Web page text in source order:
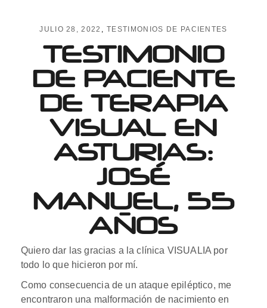
JULIO 28, 2022 TESTIMONIOS DE PACIENTES
TESTIMONIO
DE PACIENTE
DE TERAPIA
VISUAL EN
ASTURIAS:
JOSÉ
MANUEL, 55
AÑOS
Quiero dar las gracias a la clínica VISUALIA por
todo lo que hicieron por mí.
Como consecuencia de un ataque epiléptico, me
encontraron una malformación de nacimiento en